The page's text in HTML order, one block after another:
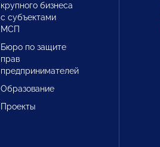
крупного бизнеса
с субъектами
МСП
Бюро по защите
прав
предпринимателей
Образование
Проекты